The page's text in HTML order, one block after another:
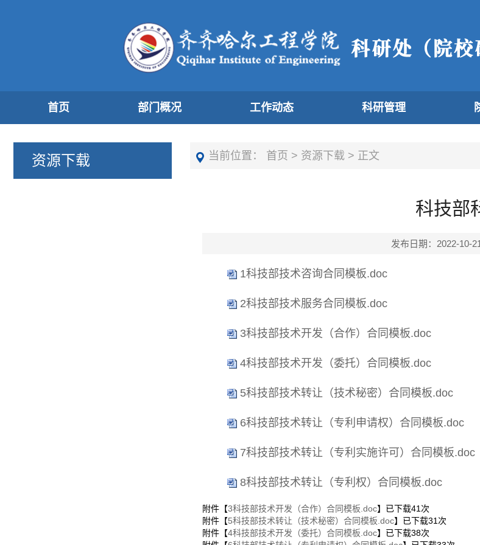
首页 部门概况 工作动态 科研管理
资源下载 当前位置： 首页 > 资源下载 > 正文
科技部
发布日期：2022-
1科技部技术咨询合同模板.doc
2科技部技术服务合同模板.doc
3科技部技术开发（合作）合同模板.doc
4科技部技术开发（委托）合同模板.doc
5科技部技术转让（技术秘密）合同模板.doc
6科技部技术转让（专利申请权）合同模板.doc
7科技部技术转让（专利实施许可）合同模板.doc
8科技部技术转让（专利权）合同模板.doc
附件【3科技部技术开发（合作）合同模板.doc】已下载41 次
附件【5科技部技术转让（技术秘密）合同模板.doc】已下载31 次
附件【4科技部技术开发（委托）合同模板.doc】已下载38次